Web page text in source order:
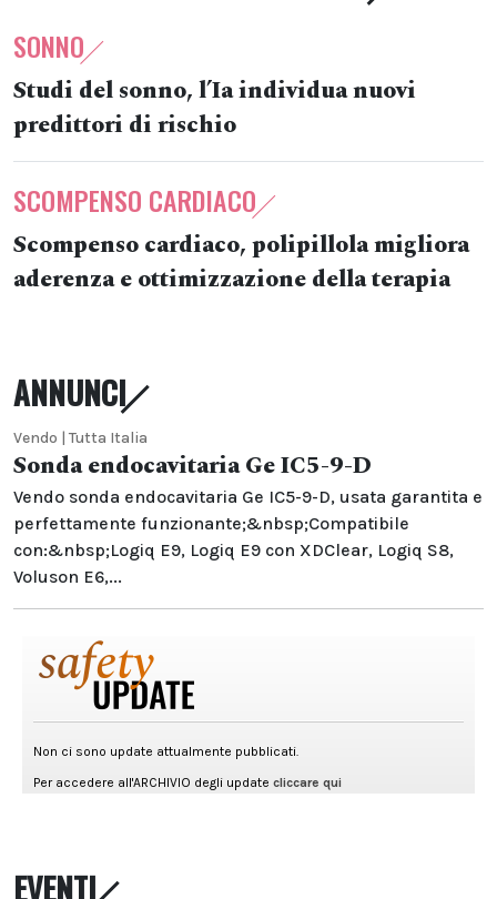
SONNO
Studi del sonno, l’Ia individua nuovi
predittori di rischio
SCOMPENSO CARDIACO
Scompenso cardiaco, polipillola migliora
aderenza e ottimizzazione della terapia
ANNUNCI
Vendo | Tutta Italia
Sonda endocavitaria Ge IC5-9-D
Vendo sonda endocavitaria Ge IC5-9-D, usata garantita e
perfettamente funzionante;&nbsp;Compatibile
con:&nbsp;Logiq E9, Logiq E9 con XDClear, Logiq S8,
Voluson E6,...
EVENTI